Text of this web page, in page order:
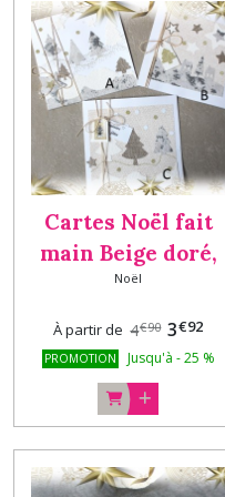
Cartes Noël fait
main Beige doré,
carte de vœux, carte
originale Version 1
Noël
À partir de 4€90 3€92
PROMOTION Jusqu'à -25 %